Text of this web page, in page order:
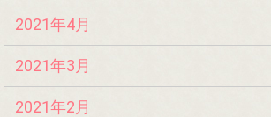
2021年4月
2021年3月
2021年2月